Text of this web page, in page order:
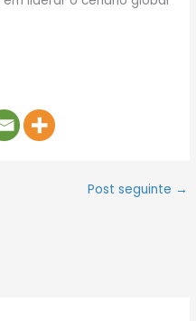
Post seguinte →